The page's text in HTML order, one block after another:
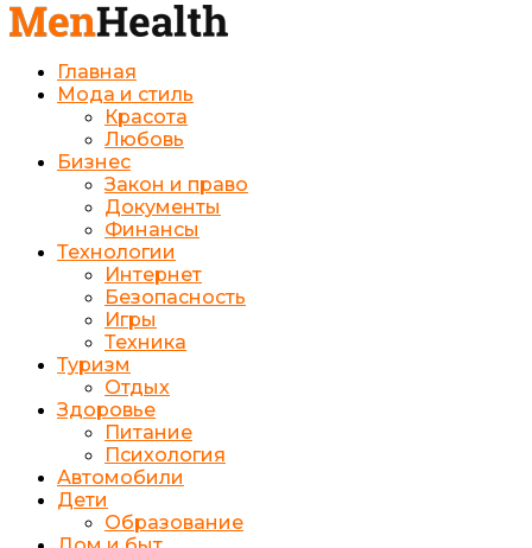
Главная
Мода и стиль
Красота
Любовь
Бизнес
Закон и право
Документы
Финансы
Технологии
Интернет
Безопасность
Игры
Техника
Туризм
Отдых
Здоровье
Питание
Психология
Автомобили
Дети
Образование